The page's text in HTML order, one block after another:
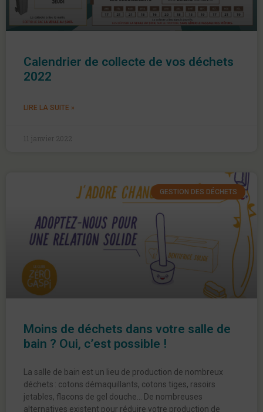
Calendrier de collecte de vos déchets
2022
LIRE LA SUITE »
11 janvier 2022
GESTION DES DÉCHETS
Moins de déchets dans votre salle de
bain ? Oui, c’est possible !
La salle de bain est un lieu de production de nombreux
déchets : cotons démaquillants, cotons tiges, rasoirs
jetables, flacons de gel douche… De nombreuses
alternatives existent pour réduire votre production de